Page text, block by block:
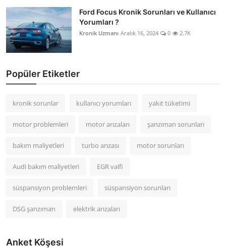
Ford Focus Kronik Sorunları ve Kullanıcı
Yorumları ?
Kronik Uzmanı Aralık 16, 2024 0 2.7K
Popüler Etiketler
kronik sorunlar kullanıcı yorumları yakıt tüketimi
motor problemleri motor arızaları şanzıman sorunları
bakım maliyetleri turbo arızası motor sorunları
Audi bakım maliyetleri EGR valfi
süspansiyon problemleri süspansiyon sorunları
DSG şanzıman elektrik arızaları
Anket Köşesi